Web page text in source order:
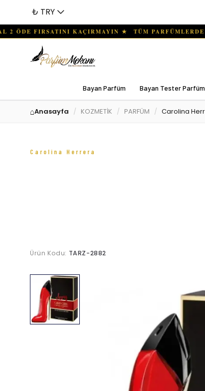
₺ TRY
Bayan Parfüm Bayan Tester Parfüm
Anasayfa KOZMETİK PARFÜM Carolina
Carolina Herrera
Ürün Kodu: TARZ-2882